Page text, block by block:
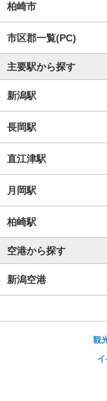
柏崎市
市区郡一覧(PC)
主要駅から探す
新潟駅
長岡駅
直江津駅
月岡駅
柏崎駅
空港から探す
新潟空港
観